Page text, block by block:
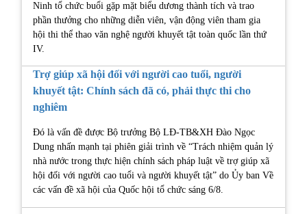
Ninh tổ chức buổi gặp mặt biểu dương thành tích và trao
phần thưởng cho những diễn viên, vận động viên tham gia
hội thi thể thao văn nghệ người khuyết tật toàn quốc lần thứ
IV.
Trợ giúp xã hội đối với người cao tuổi, người
khuyết tật: Chính sách đã có, phải thực thi cho
nghiêm
Đó là vấn đề được Bộ trưởng Bộ LĐ-TB&XH Đào Ngọc
Dung nhấn mạnh tại phiên giải trình về “Trách nhiệm quản lý
nhà nước trong thực hiện chính sách pháp luật về trợ giúp xã
hội đối với người cao tuổi và người khuyết tật” do Ủy ban Về
các vấn đề xã hội của Quốc hội tổ chức sáng 6/8.